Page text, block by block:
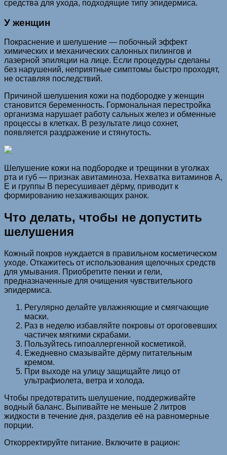
средства для ухода, подходящие типу эпидермиса.
У женщин
Покраснение и шелушение — побочный эффект
химических и механических салонных пилингов и
лазерной эпиляции на лице. Если процедуры сделаны
без нарушений, неприятные симптомы быстро проходят,
не оставляя последствий.
Причиной шелушения кожи на подбородке у женщин
становится беременность. Гормональная перестройка
организма нарушает работу сальных желез и обменные
процессы в клетках. В результате лицо сохнет,
появляется раздражение и стянутость.
Шелушение кожи на подбородке и трещинки в уголках
рта и губ — признак авитаминоза. Нехватка витаминов А,
Е и группы В пересушивает дёрму, приводит к
формированию незаживающих ранок.
Что делать, чтобы не допустить
шелушения
Кожный покров нуждается в правильном косметическом
уходе. Откажитесь от использования щелочных средств
для умывания. Приобретите пенки и гели,
предназначенные для очищения чувствительного
эпидермиса.
Регулярно делайте увлажняющие и смягчающие
маски.
Раз в неделю избавляйте покровы от ороговевших
частичек мягкими скрабами.
Пользуйтесь гипоаллергенной косметикой.
Ежедневно смазывайте дёрму питательным
кремом.
При выходе на улицу защищайте лицо от
ультрафиолета, ветра и холода.
Чтобы предотвратить шелушение, поддерживайте
водный баланс. Выпивайте не меньше 2 литров
жидкости в течение дня, разделив её на равномерные
порции.
Откорректируйте питание. Включите в рацион: